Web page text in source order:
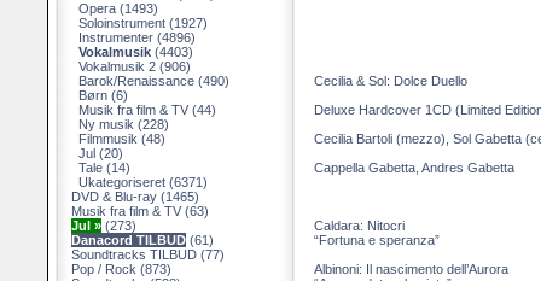
Opera (1493)
Soloinstrument (1927)
Instrumenter (4896)
Vokalmusik (4403)
Vokalmusik 2 (906)
Barok/Renaissance (490)
Børn (6)
Musik fra film & TV (44)
Ny musik (228)
Filmmusik (48)
Jul (20)
Tale (14)
Ukategoriseret (6371)
DVD & Blu-ray (1465)
Musik fra film & TV (63)
Jul » (273)
Danacord TILBUD (61)
Soundtracks TILBUD (77)
Pop / Rock (873)
Cecilia & Sol: Dolce Duello
Deluxe Hardcover 1CD (Limited
Cecilia Bartoli (mezzo), Sol Gabetta
Cappella Gabetta, Andres Gabetta
Caldara: Nitocri
“Fortuna e speranza”
Albinoni: Il nascimento dell’Aurora